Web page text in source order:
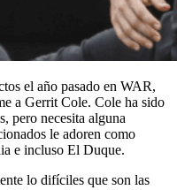
el año pasado en WAR,
a Gerrit Cole. Cole ha sido
pero necesita alguna
le adoren como
e incluso El Duque.
lo difíciles que son las